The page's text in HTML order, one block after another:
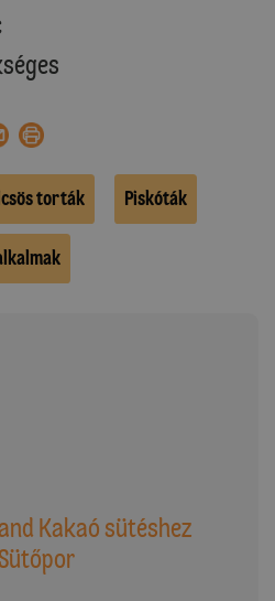
torták Piskóták
Kakaó sütéshez